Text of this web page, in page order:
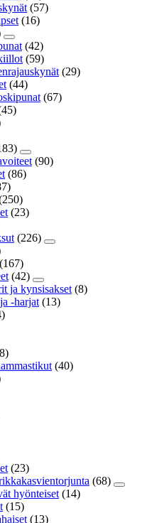
(57)
(16)
(42)
(59)
(29)
(44)
(67)
(90)
(86)
(23)
(226)
(167)
(42)
ja kynsisakset (8)
-harjat (13)
(40)
(23)
(68)
hyönteiset (14)
(15)
(13)